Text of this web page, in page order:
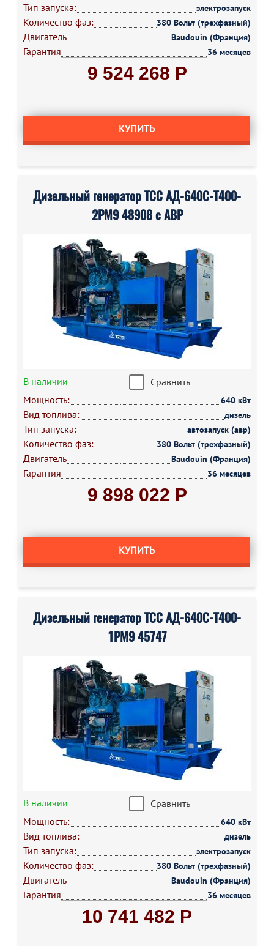
Тип запуска: электрозапуск
Количество фаз: 380 Вольт (трехфазный)
Двигатель Baudouin (Франция)
Гарантия 36 месяцев
9 524 268 Р
КУПИТЬ
Дизельный генератор ТСС АД-640С-Т400-
2РМ9 48908 с АВР
В наличии
Сравнить
Мощность:
640 кВт
Вид топлива: дизель
Тип запуска: автозапуск (авр)
Количество фаз: 380 Вольт (трехфазный)
Двигатель Baudouin (Франция)
Гарантия 36 месяцев
9 898 022 Р
КУПИТЬ
Дизельный генератор ТСС АД-640С-Т400-
1РМ9 45747
В наличии
Сравнить
Мощность:
640 кВт
Вид топлива: дизель
Тип запуска: электрозапуск
Количество фаз: 380 Вольт (трехфазный)
Двигатель Baudouin (Франция)
Гарантия 36 месяцев
10 741 482 Р